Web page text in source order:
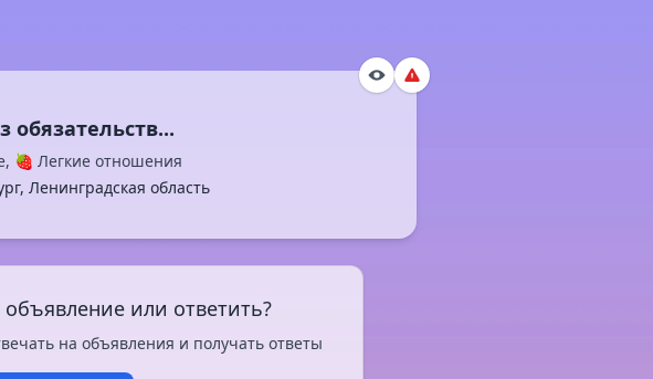
🍓 Легкие отношения
Ленинградская область
или ответить?
на объявления и получать ответы